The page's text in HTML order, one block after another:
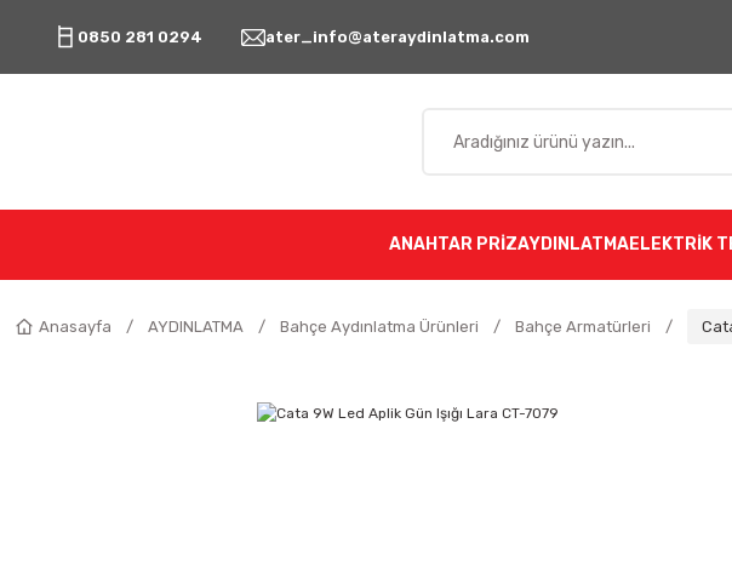
0850 281 0294 ater_info@ateraydinlatma.com
ANAHTAR PRİZAYDINLATMAELEKTRİK
Anasayfa AYDINLATMA Bahçe Aydınlatma Ürünleri Bahçe Armatürleri